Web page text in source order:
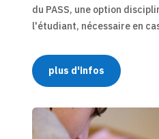
du PASS, une option
l'étudiant, nécessaire en
plus d'infos